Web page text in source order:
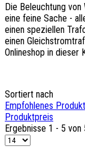
Die Beleuchtung
eine feine Sache -
einen speziellen
einen
Onlineshop in dieser
Sortiert nach
Empfohlenes
Produktpreis
Ergebnisse 1 - 5 von